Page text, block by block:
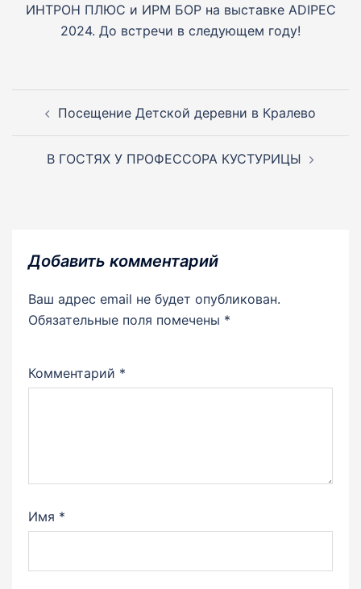
ИНТРОН ПЛЮС и ИРМ БОР на выставке ADIPEC
2024. До встречи в следующем году!
Навигация
записям
Посещение Детской деревни в Кралево
В ГОСТЯХ У ПРОФЕССОРА КУСТУРИЦЫ
Добавить комментарий
Ваш адрес email не будет опубликован.
Обязательные поля помечены *
Комментарий *
Имя *